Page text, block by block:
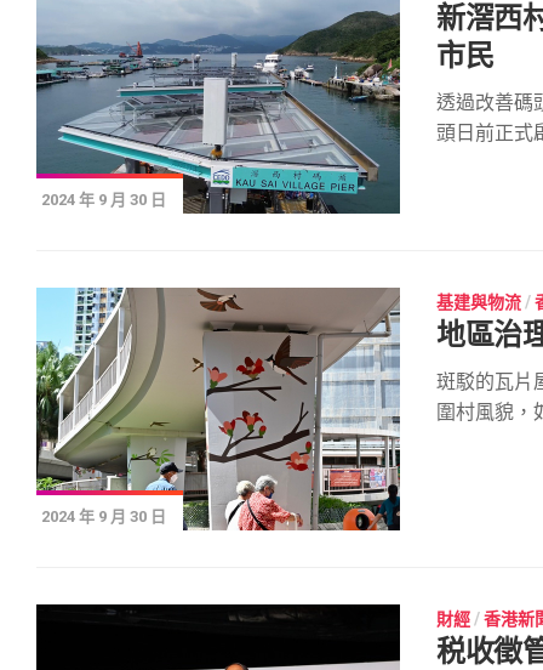
2024 年 9 月 30 日
新滘西
市民
透過改善碼
頭日前正式
2024 年 9 月 30 日
基建與物流 /
地區治
斑駁的瓦片
圍村風貌，
財經 /香港新
税收徵